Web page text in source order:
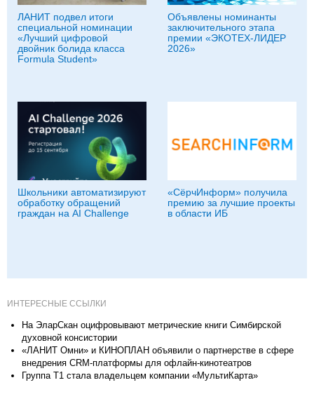
ЛАНИТ подвел итоги
специальной номинации
«Лучший цифровой
двойник болида класса
Formula Student»
Объявлены номинанты
заключительного этапа
премии «ЭКОТЕХ-ЛИДЕР
2026»
Школьники автоматизируют
обработку обращений
граждан на AI Challenge
«СёрчИнформ» получила
премию за лучшие проекты
в области ИБ
ИНТЕРЕСНЫЕ ССЫЛКИ
На ЭларСкан оцифровывают метрические книги Симбирской
духовной консистории
«ЛАНИТ Омни» и КИНОПЛАН объявили о партнерстве в сфере
внедрения CRM-платформы для офлайн-кинотеатров
Группа Т1 стала владельцем компании «МультиКарта»